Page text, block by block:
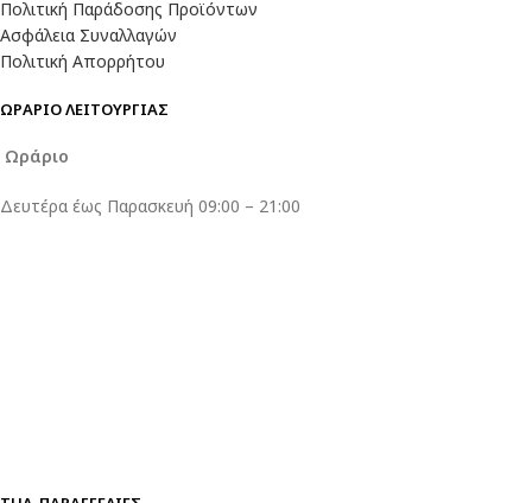
Πολιτική Παράδοσης Προϊόντων
Ασφάλεια Συναλλαγών
Πολιτική Απορρήτου
ΩΡΑΡΙΟ ΛΕΙΤΟΥΡΓΙΑΣ
Ωράριο
Δευτέρα έως Παρασκευή 09:00 – 21:00